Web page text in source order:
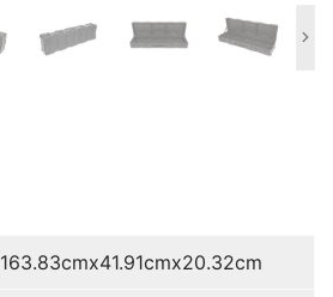
163.83cmx41.91cmx20.32cm